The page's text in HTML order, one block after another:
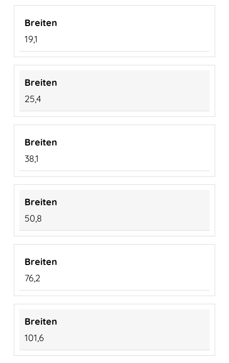
19,1
25,4
38,1
50,8
76,2
101,6